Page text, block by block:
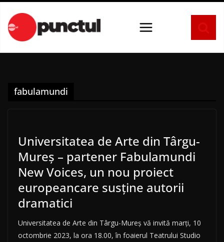
conținut
fabulamundi
Universitatea de Arte din Târgu-
Mureș – partener Fabulamundi
New Voices, un nou proiect
europeancare susține autorii
dramatici
Universitatea de Arte din Târgu-Mureș vă invită marți, 10
octombrie 2023, la ora 18.00, în foaierul Teatrului Studio